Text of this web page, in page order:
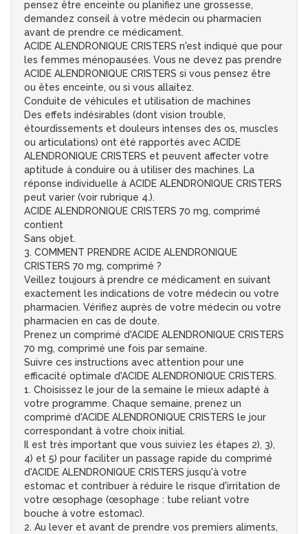
pensez être enceinte ou planifiez une grossesse,
demandez conseil à votre médecin ou pharmacien
avant de prendre ce médicament.
ACIDE ALENDRONIQUE CRISTERS n'est indiqué que pour
les femmes ménopausées. Vous ne devez pas prendre
ACIDE ALENDRONIQUE CRISTERS si vous pensez être
ou êtes enceinte, ou si vous allaitez.
Conduite de véhicules et utilisation de machines
Des effets indésirables (dont vision trouble,
étourdissements et douleurs intenses des os, muscles
ou articulations) ont été rapportés avec ACIDE
ALENDRONIQUE CRISTERS et peuvent affecter votre
aptitude à conduire ou à utiliser des machines. La
réponse individuelle à ACIDE ALENDRONIQUE CRISTERS
peut varier (voir rubrique 4.).
ACIDE ALENDRONIQUE CRISTERS 70 mg, comprimé
contient
Sans objet.
3. COMMENT PRENDRE ACIDE ALENDRONIQUE
CRISTERS 70 mg, comprimé ?
Veillez toujours à prendre ce médicament en suivant
exactement les indications de votre médecin ou votre
pharmacien. Vérifiez auprès de votre médecin ou votre
pharmacien en cas de doute.
Prenez un comprimé d'ACIDE ALENDRONIQUE CRISTERS
70 mg, comprimé une fois par semaine.
Suivre ces instructions avec attention pour une
efficacité optimale d'ACIDE ALENDRONIQUE CRISTERS.
1. Choisissez le jour de la semaine le mieux adapté à
votre programme. Chaque semaine, prenez un
comprimé d'ACIDE ALENDRONIQUE CRISTERS le jour
correspondant à votre choix initial.
Il est très important que vous suiviez les étapes 2), 3),
4) et 5) pour faciliter un passage rapide du comprimé
d'ACIDE ALENDRONIQUE CRISTERS jusqu'à votre
estomac et contribuer à réduire le risque d'irritation de
votre œsophage (œsophage : tube reliant votre
bouche à votre estomac).
2. Au lever et avant de prendre vos premiers aliments,